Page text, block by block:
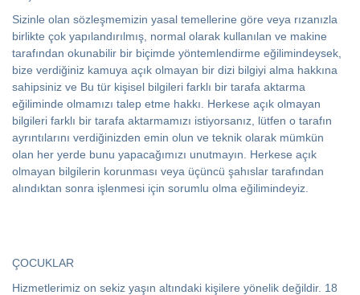
Sizinle olan sözleşmemizin yasal temellerine göre veya rızanızla
birlikte çok yapılandırılmış, normal olarak kullanılan ve makine
tarafından okunabilir bir biçimde yöntemlendirme eğilimindeysek,
bize verdiğiniz kamuya açık olmayan bir dizi bilgiyi alma hakkına
sahipsiniz ve Bu tür kişisel bilgileri farklı bir tarafa aktarma
eğiliminde olmamızı talep etme hakkı. Herkese açık olmayan
bilgileri farklı bir tarafa aktarmamızı istiyorsanız, lütfen o tarafın
ayrıntılarını verdiğinizden emin olun ve teknik olarak mümkün
olan her yerde bunu yapacağımızı unutmayın. Herkese açık
olmayan bilgilerin korunması veya üçüncü şahıslar tarafından
alındıktan sonra işlenmesi için sorumlu olma eğilimindeyiz.
ÇOCUKLAR
Hizmetlerimiz on sekiz yaşın altındaki kişilere yönelik değildir. 18